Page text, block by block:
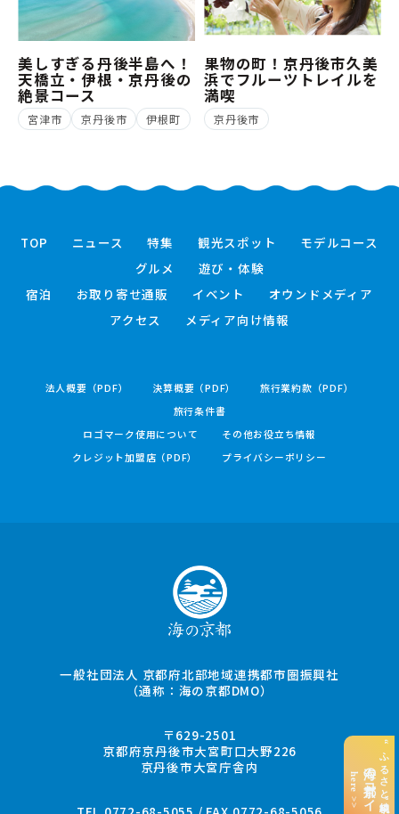
“ふるさと納税”でお支払い
海の京都コイン
here >>
美しすぎる丹後半島へ！
天橋立・伊根・京丹後の
絶景コース
宮津市 京丹後市 伊根町
果物の町！京丹後市久美
浜でフルーツトレイルを
満喫
京丹後市
TOP ニュース 特集 観光スポット
モデルコース
グルメ
遊び・体験
宿泊
お取り寄せ通販 イベント
オウンドメディア
アクセス
メディア向け情報
法人概要（PDF） 決算概要（PDF）
旅行業約款（PDF）
旅行条件書
ロゴマーク使用について
その他お役立ち情報
クレジット加盟店（PDF）
プライバシーポリシー
一般社団法人 京都府北部地域連携都市圏振興社
（通称：海の京都DMO）
〒629-2501
京都府京丹後市大宮町口大野226
京丹後市大宮庁舎内